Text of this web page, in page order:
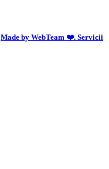
Made by WebTeam ❤️. Servicii